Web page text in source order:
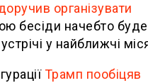
організувати
бесіди начебто буде
у найближчі
Трамп пообіцяв